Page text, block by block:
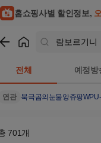
홈쇼핑사별 할인정보,
전체 예정방
연관 북극곰의눈물앙쥬팡
701개